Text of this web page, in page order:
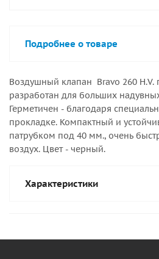
Подробнее о товаре
Воздушный клапан Bravo 260
разработан для больших
Герметичен - благодаря
прокладке. Компактный и
патрубком под 40 мм., очень
воздух. Цвет - черный.
Характеристики